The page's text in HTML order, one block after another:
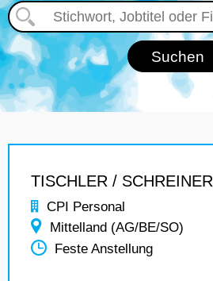
TISCHLER / SCHREINER
CPI Personal
Mittelland (AG/BE/SO)
Feste Anstellung